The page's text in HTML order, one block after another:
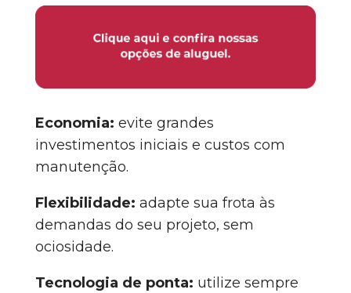
Economia: evite grandes
investimentos iniciais e custos com
manutenção.
Flexibilidade: adapte sua frota às
demandas do seu projeto, sem
ociosidade.
Tecnologia de ponta: utilize sempre